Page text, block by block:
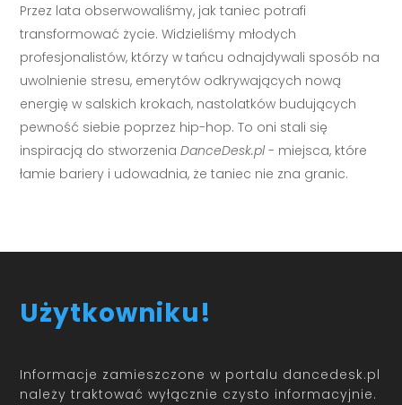
Przez lata obserwowaliśmy, jak taniec potrafi
transformować życie. Widzieliśmy młodych
profesjonalistów, którzy w tańcu odnajdywali sposób na
uwolnienie stresu, emerytów odkrywających nową
energię w salskich krokach, nastolatków budujących
pewność siebie poprzez hip-hop. To oni stali się
inspiracją do stworzeniaDanceDesk.pl - miejsca, które
łamie bariery i udowadnia, że taniec nie zna granic.
Użytkowniku!
Informacje zamieszczone w portalu dancedesk.pl
należy traktować wyłącznie czysto informacyjnie.